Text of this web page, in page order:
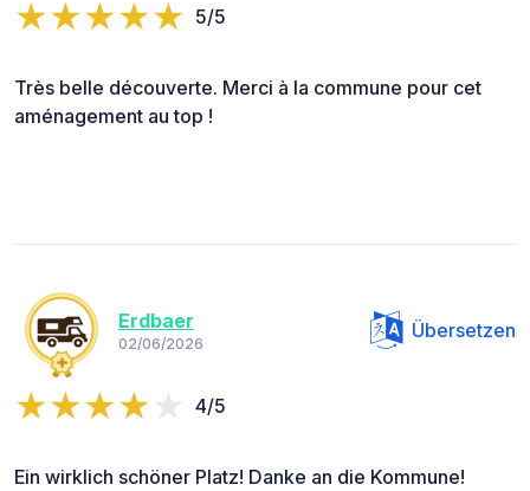
5/5
Très belle découverte. Merci à la commune pour cet
aménagement au top !
Erdbaer
02/06/2026
Übersetzen
4/5
Ein wirklich schöner Platz! Danke an die Kommune!